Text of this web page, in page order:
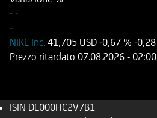
- -
-
NIKE Inc. 41,705 USD -0,67 % -0,28
Prezzo ritardato 07.08.2026 - 02:00
ISIN DE000HC2V7B1